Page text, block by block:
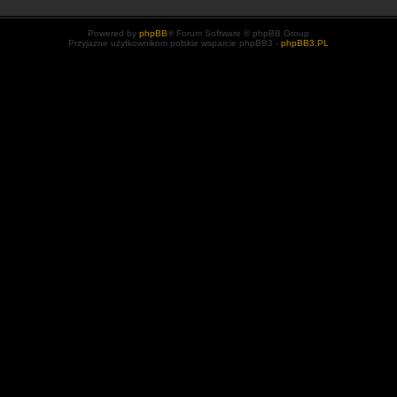
Powered by phpBB® Forum Software © phpBB Group
Przyjazne użytkownikom polskie wsparcie phpBB3 - phpBB3.PL